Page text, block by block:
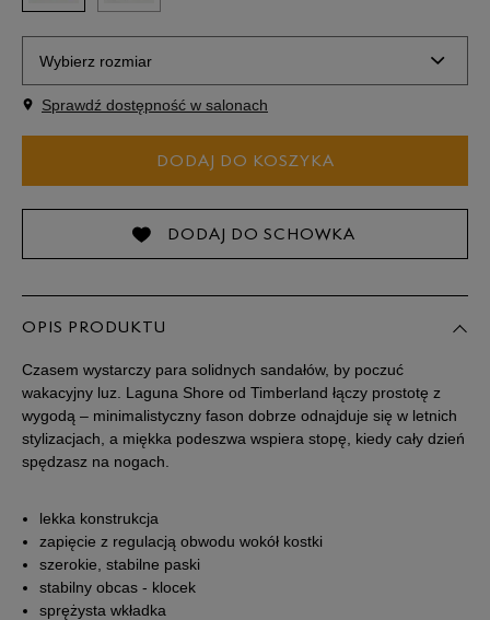
Wybierz rozmiar
Rozmiary EU
22,5 cm Powiadom o dostępności
23 cm Powiadom o dostępności
24,5 cm Powiadom o dostępności
39 25 cm
39,5 25,5 cm
40 26 cm
Sprawdź dostępność w salonach
DODAJ DO KOSZYKA
DODAJ DO SCHOWKA
OPIS PRODUKTU
Czasem wystarczy para solidnych sandałów, by poczuć
wakacyjny luz. Laguna Shore od Timberland łączy prostotę z
wygodą – minimalistyczny fason dobrze odnajduje się w letnich
stylizacjach, a miękka podeszwa wspiera stopę, kiedy cały dzień
spędzasz na nogach.
lekka konstrukcja
zapięcie z regulacją obwodu wokół kostki
szerokie, stabilne paski
stabilny obcas - klocek
sprężysta wkładka